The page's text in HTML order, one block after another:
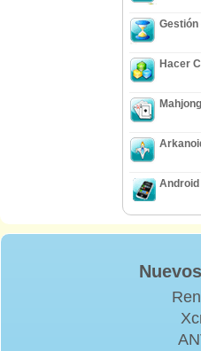
Gestión
Hacer
Mahjong